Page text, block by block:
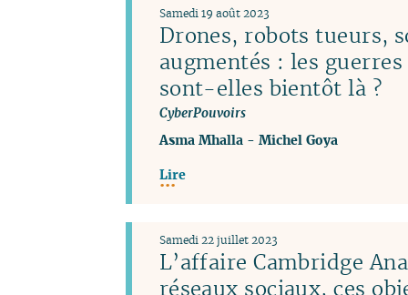
Drones, robots tueurs,
augmentés : les
sont-elles bientôt là ?
CyberPouvoirs
Samedi 19 août 2023
Asma Mhalla- Michel Goya
Lire
L’affaire Cambridge
réseaux sociaux, ces
Samedi 22 juillet 2023